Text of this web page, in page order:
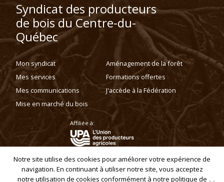
Syndicat des producteurs
de bois du Centre-du-
Québec
Mon syndicat
Mes services
Mes communications
Mise en marché du bois
Aménagement de la forêt
Formations offertes
J'accède à la Fédération
Affiliée à:
Politique de confidentialité
Notre site utilise des cookies pour améliorer votre expérience de
navigation. En continuant à utiliser notre site, vous acceptez
notre utilisation de cookies conformément à notre politique de